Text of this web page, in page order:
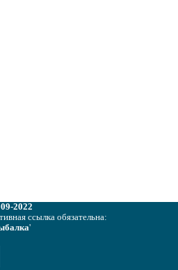
2022
ссылка обязательна:
'